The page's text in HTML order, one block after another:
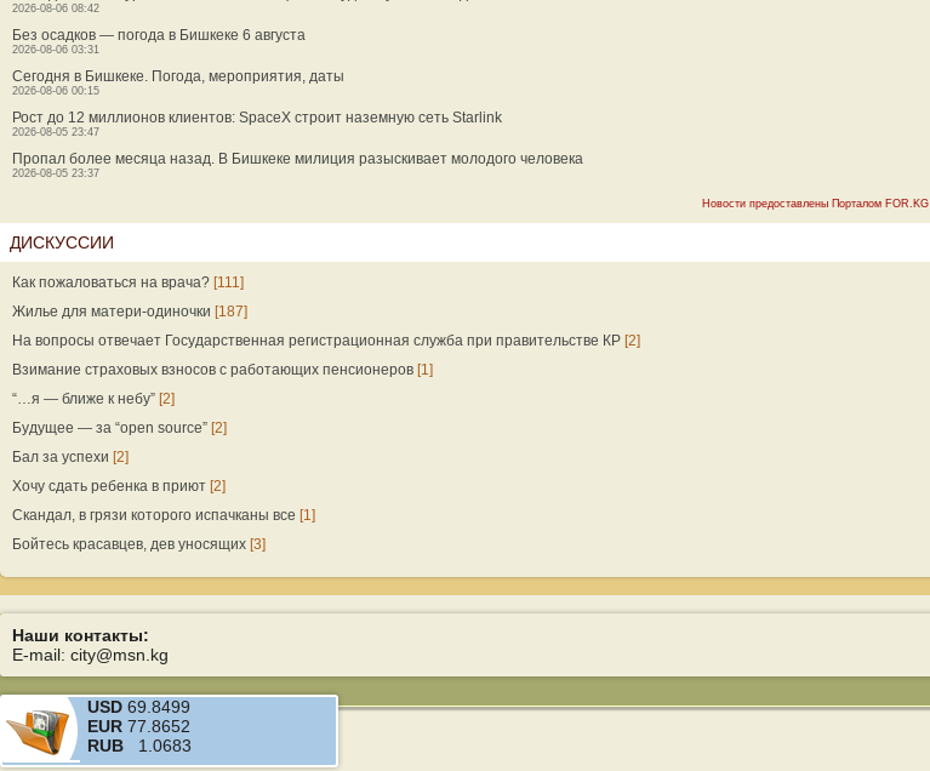
2026-08-06 08:42
Без осадков — погода в Бишкеке 6 августа
2026-08-06 03:31
Сегодня в Бишкеке. Погода, мероприятия, даты
2026-08-06 00:15
Рост до 12 миллионов клиентов: SpaceX строит наземную сеть Starlink
2026-08-05 23:47
Пропал более месяца назад. В Бишкеке милиция разыскивает молодого человека
2026-08-05 23:37
Новости предоставлены Порталом FOR.KG
ДИСКУССИИ
Как пожаловаться на врача? [111]
Жилье для матери-одиночки [187]
На вопросы отвечает Государственная регистрационная служба при правительстве КР [2]
Взимание страховых взносов с работающих пенсионеров [1]
“…я — ближе к небу” [2]
Будущее — за “open source” [2]
Бал за успехи [2]
Хочу сдать ребенка в приют [2]
Скандал, в грязи которого испачканы все [1]
Бойтесь красавцев, дев уносящих [3]
Наши контакты:
E-mail: city@msn.kg
USD 69.8499
EUR 77.8652
RUB 1.0683